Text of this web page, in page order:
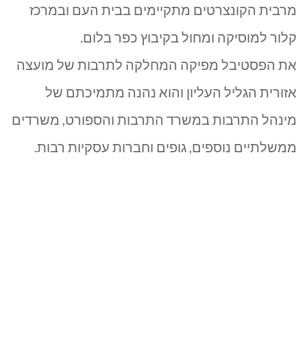
מרבית הקונצרטים מתקיימים בבית העם ובמרכז
קלור למוסיקה ומחול בקיבוץ כפר בלום.
את הפסטיבל מפיקה המחלקה לתרבות של מועצה
אזורית הגליל העליון והוא נהנה מתמיכתם של
מינהל התרבות במשרד התרבות והספורט, משרדים
ממשלתיים נוספים, גופים וחברות עסקיות רבות.